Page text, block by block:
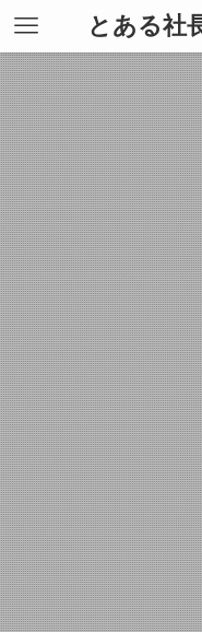
とある社